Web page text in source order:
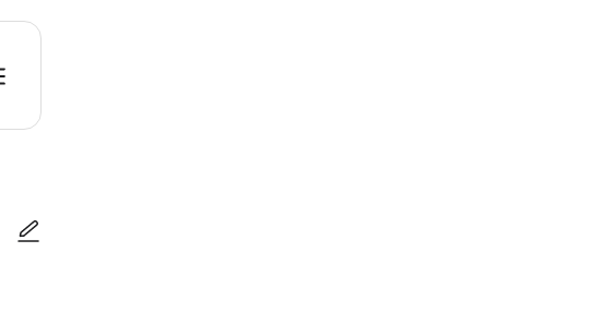
드리고 있습니다. - 타지역에서 픽업을 원하실 경우에는 별도 요금이 발생됩니다. (사전